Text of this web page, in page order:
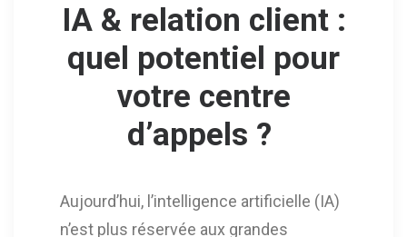
IA & relation client :
quel potentiel pour
votre centre
d’appels ?
Aujourd’hui, l’intelligence artificielle (IA)
n’est plus réservée aux grandes